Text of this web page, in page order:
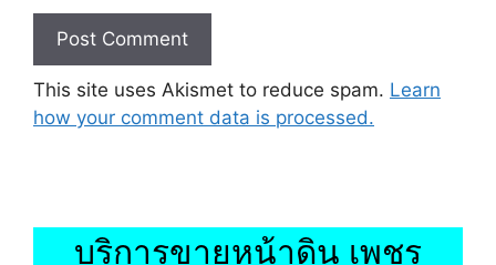
This site uses Akismet to reduce spam. Learn
how your comment data is processed.
บริการขายหน้าดิน เพชร